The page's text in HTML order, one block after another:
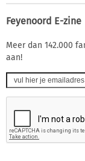
Feyenoord E-zine
Meer dan 142.000
aan!